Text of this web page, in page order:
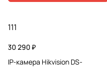
111
30 290 ₽
IP-камера Hikvision DS-